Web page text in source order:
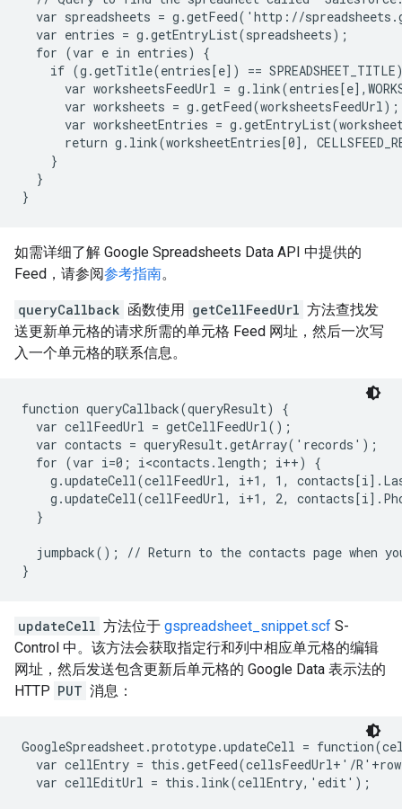
var spreadsheets = g.getFeed('http://
  var entries = g.getEntryList(spreadsheets);
  for (var e in entries) {
if (g.getTitle(entries[e]) ==
var worksheetsFeedUrl =
      var worksheets = g.getFeed(worksheetsFeedUrl);
var worksheetEntries =
return g.link(worksheetEntries[0],
    }
  }
如需详细了解 Google Spreadsheets Data API 中提供的
Feed，请参阅参考指南。
queryCallback 函数使用 getCellFeedUrl 方法查找发
送更新单元格的请求所需的单元格 Feed 网址，然后一次写
入一个单元格的联系信息。
function queryCallback(queryResult) {
  var cellFeedUrl = getCellFeedUrl();
  var contacts = queryResult.getArray('records');
  for (var i=0; i<contacts.length; i++) {
g.updateCell(cellFeedUrl, i+1, 1,
g.updateCell(cellFeedUrl, i+1, 2,
  }
jumpback(); // Return to the contacts page when
updateCell 方法位于 gspreadsheet_snippet.scf S-
Control 中。该方法会获取指定行和列中相应单元格的编辑
网址，然后发送包含更新后单元格的 Google Data 表示法的
HTTP PUT 消息：
GoogleSpreadsheet.prototype.updateCell =
var cellEntry = this.getFeed(cellsFeedUrl+'/
  var cellEditUrl = this.link(cellEntry,'edit');